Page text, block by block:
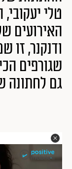
טלי
האירועים
ודנקנר, זו
שגורפים
גם לחתונה